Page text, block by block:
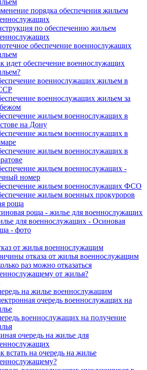
порядка обеспечения жильем
по обеспечению жильем
обеспечение военнослужащих
идет обеспечение военнослужащих
военнослужащих жильем в
военнослужащих жильем за
жильем военнослужащих в
на Дону
жильем военнослужащих в
жильем военнослужащих в
жильем военнослужащих -
номер
жильем военнослужащих ФСО
жильем военных прокуроров
роща
роща - жилье для военнослужащих
для военнослужащих - Осиновая
- фото
от жилья военнослужащим
отказа от жилья военнослужащим
раз можно отказаться
от жилья?
на жилье военнослужащим
очередь военнослужащих на
военнослужащих на получение
очередь на жилье для
встать на очередь на жилье